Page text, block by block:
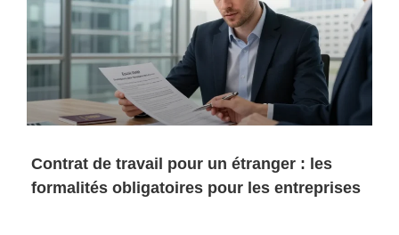
Contrat de travail pour un étranger : les
formalités obligatoires pour les entreprises